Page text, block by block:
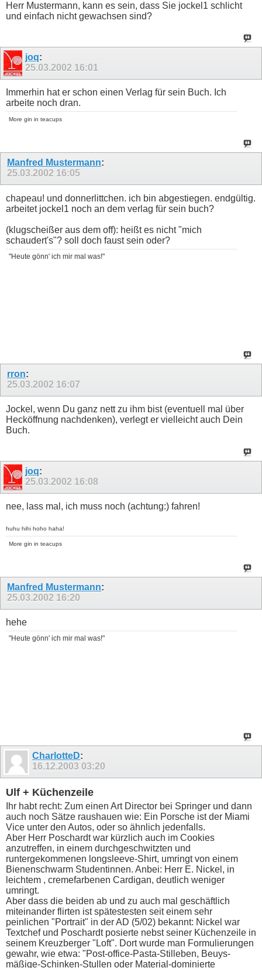
Herr Mustermann, kann es sein, dass Sie jockel1 schlicht
und einfach nicht gewachsen sind?
joq:
25.03.2002 16:01
Immerhin hat er schon einen Verlag für sein Buch. Ich
arbeite noch dran.
More gin in teacups
Manfred Mustermann:
25.03.2002 16:05
chapeau! und donnerlittchen. ich bin abgestiegen. endgültig.
arbeitet jockel1 noch an dem verlag für sein buch?
(klugscheißer aus dem off): heißt es nicht "mich
schaudert's"? soll doch faust sein oder?
"Heute gönn' ich mir mal was!"
rron:
25.03.2002 16:07
Jockel, wenn Du ganz nett zu ihm bist (eventuell mal über
Hecköffnung nachdenken), verlegt er vielleicht auch Dein
Buch.
joq:
25.03.2002 16:08
nee, lass mal, ich muss noch (achtung:) fahren!
huhu hihi hoho haha!
More gin in teacups
Manfred Mustermann:
25.03.2002 16:20
hehe
"Heute gönn' ich mir mal was!"
CharlotteD:
16.12.2003 03:20
Ulf + Küchenzeile
Ihr habt recht: Zum einen Art Director bei Springer und dann
auch noch Sätze raushauen wie: Ein Porsche ist der Miami
Vice unter den Autos, oder so ähnlich jedenfalls.
Aber Herr Poschardt war kürzlich auch im Cookies
anzutreffen, in einem durchgeschwitzten und
runtergekommenen longsleeve-Shirt, umringt von einem
Bienenschwarm Studentinnen. Anbei: Herr E. Nickel, in
leichtem , cremefarbenen Cardigan, deutlich weniger
umringt.
Aber dass die beiden ab und zu auch mal geschäftlich
miteinander flirten ist spätestesten seit einem sehr
peinlichen "Portrait" in der AD (5/02) bekannt: Nickel war
Textchef und Poschardt posierte nebst seiner Küchenzeile in
seinem Kreuzberger "Loft". Dort wurde man Formulierungen
gewahr, wie etwa: "Post-office-Pasta-Stilleben, Beuys-
mäßige-Schinken-Stullen oder Material-dominierte